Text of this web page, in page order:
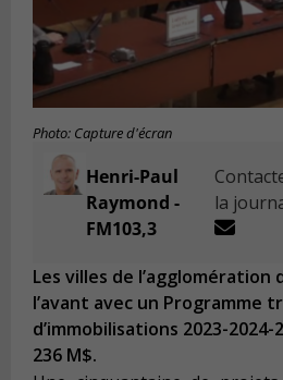
Photo: Capture d'écran
Henri-Paul
Raymond -
FM103,3
la
Les villes de
l’avant avec un Programme
d’immobilisations 2023-2024-
236 M$.